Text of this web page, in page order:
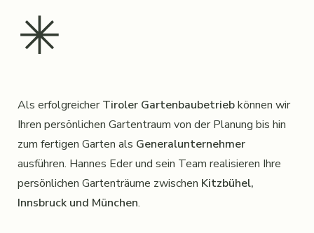
✳︎
Als erfolgreicherTiroler Gartenbaubetriebkönnen wir
Ihren persönlichen Gartentraum von der Planung bis hin
zum fertigen Garten als Generalunternehmer
ausführen. Hannes Eder und sein Team realisieren Ihre
persönlichen Gartenträume zwischen Kitzbühel,
Innsbruck und München.